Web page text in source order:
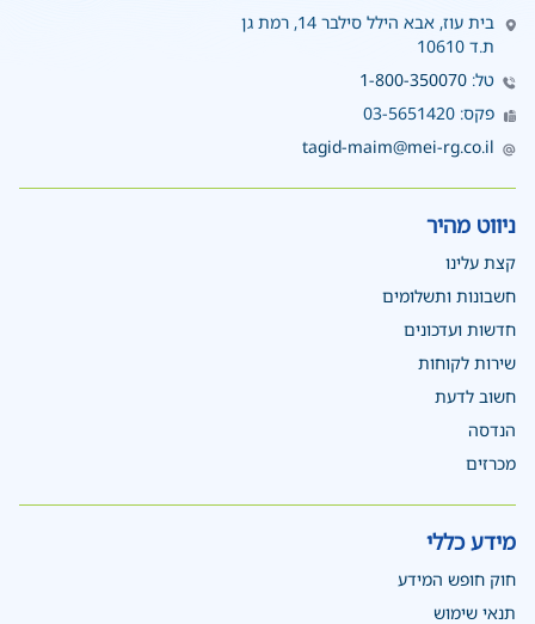
בית עוז, אבא הילל סילבר 14, רמת גן
ת.ד 10610
טל: 1-800-350070
פקס: 03-5651420
tagid-maim@mei-rg.co.il
ניווט מהיר
קצת עלינו
חשבונות ותשלומים
חדשות ועדכונים
שירות לקוחות
חשוב לדעת
הנדסה
מכרזים
מידע כללי
חוק חופש המידע
תנאי שימוש